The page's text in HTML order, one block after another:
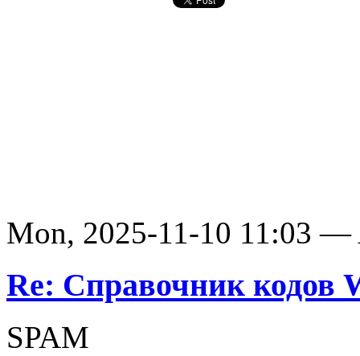
Mon, 2025-11-10 11:03 —
Re: Справочник кодов
SPAM